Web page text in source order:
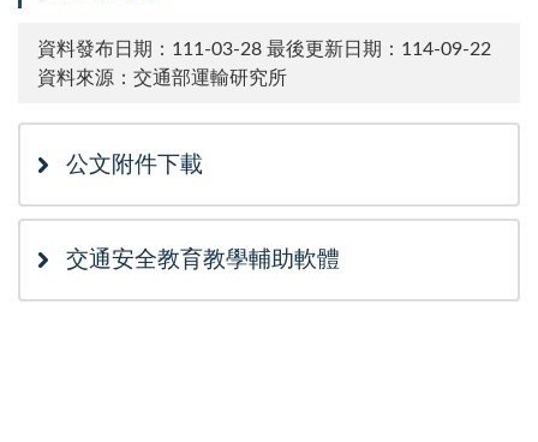
資料發布日期：111-03-28 最後更新日期：114-09-22
資料來源：交通部運輸研究所
公文附件下載
交通安全教育教學輔助軟體